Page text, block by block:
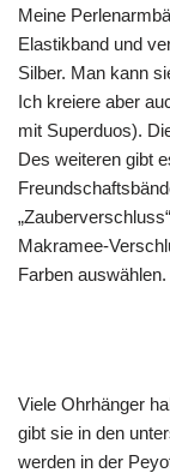
Meine
Elastikband und
Silber. Man kann
Ich kreiere aber
mit Superduos).
Des weiteren gibt
Makramee-
Farben auswählen.
Viele Ohrhänger
gibt sie in den
werden in der